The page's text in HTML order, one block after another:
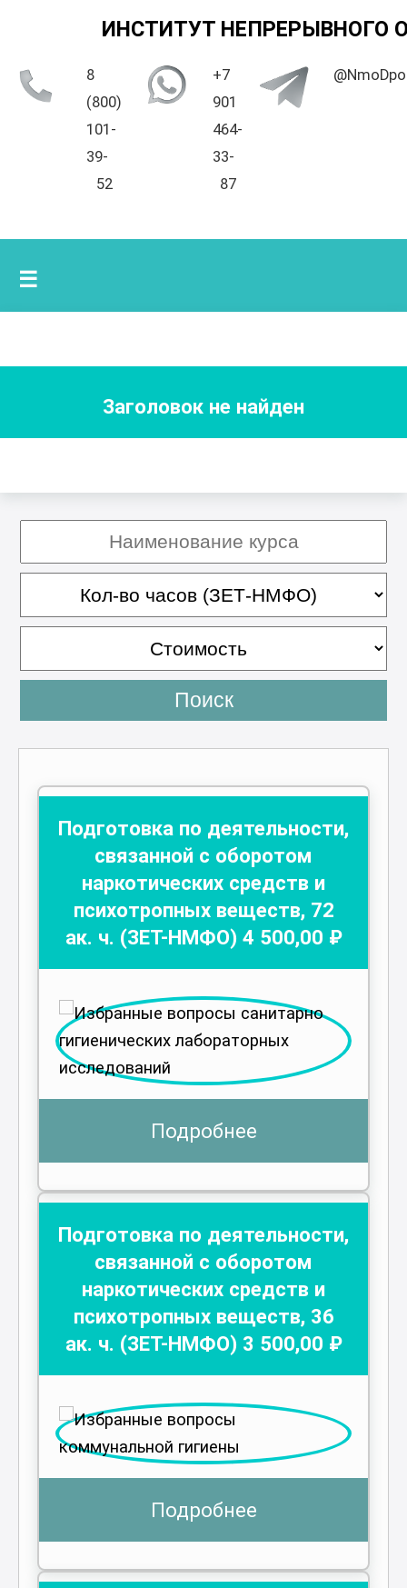
ИНСТИТУТ НЕПРЕРЫВНОГО
8
(800)
101-
39-
52
+7
901
464-
33-
87
☰
Заголовок не найден
Поиск
Подготовка по деятельности,
связанной с оборотом
наркотических средств и
психотропных веществ, 72
ак. ч. (ЗЕТ-НМФО) 4 500,00 ₽
Подробнее
Подготовка по деятельности,
связанной с оборотом
наркотических средств и
психотропных веществ, 36
ак. ч. (ЗЕТ-НМФО) 3 500,00 ₽
Подробнее